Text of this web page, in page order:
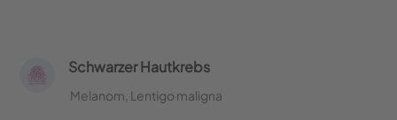
Schwarzer Hautkrebs
Melanom, Lentigo maligna